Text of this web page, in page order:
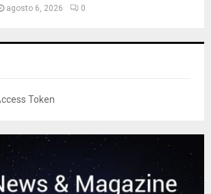
agosto 6, 2026 0
Token